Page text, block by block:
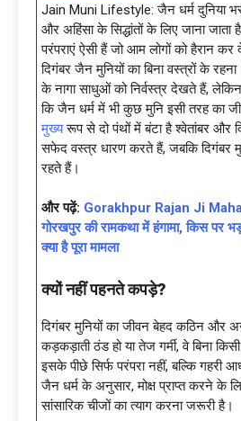
Jain Muni Lifestyle: जैन धर्म दुनिया
और अहिंसा के सिद्धांतों के लिए जाना
परंपराएं ऐसी हैं जो आम लोगों को हैरान
दिगंबर जैन मुनियों का बिना वस्त्रों के
के नागा साधुओं को निर्वस्त्र देखते हैं,
कि जैन धर्म में भी कुछ मुनि इसी तरह का
मुख्यरूप से दो पंथों में बंटा है श्वेतांबर और
सफेद वस्त्र धारण करते हैं, जबकि दिगंबर
रहते हैं।
और पढ़ें: Gorakhpur Rajan Ji
गोरखपुर की रामकथा में हंगामा, किस पर
क्या है पूरा मामला
क्यों नहीं पहनते कपड़े?
दिगंबर मुनियों का जीवन बेहद कठिन और
कड़कड़ाती ठंड हो या तेज गर्मी, वे बिना
इसके पीछे सिर्फ परंपरा नहीं, बल्कि गहरी
जैन धर्म के अनुसार, मोक्ष प्राप्त करने के
सांसारिक चीजों का त्याग करना जरूरी है।